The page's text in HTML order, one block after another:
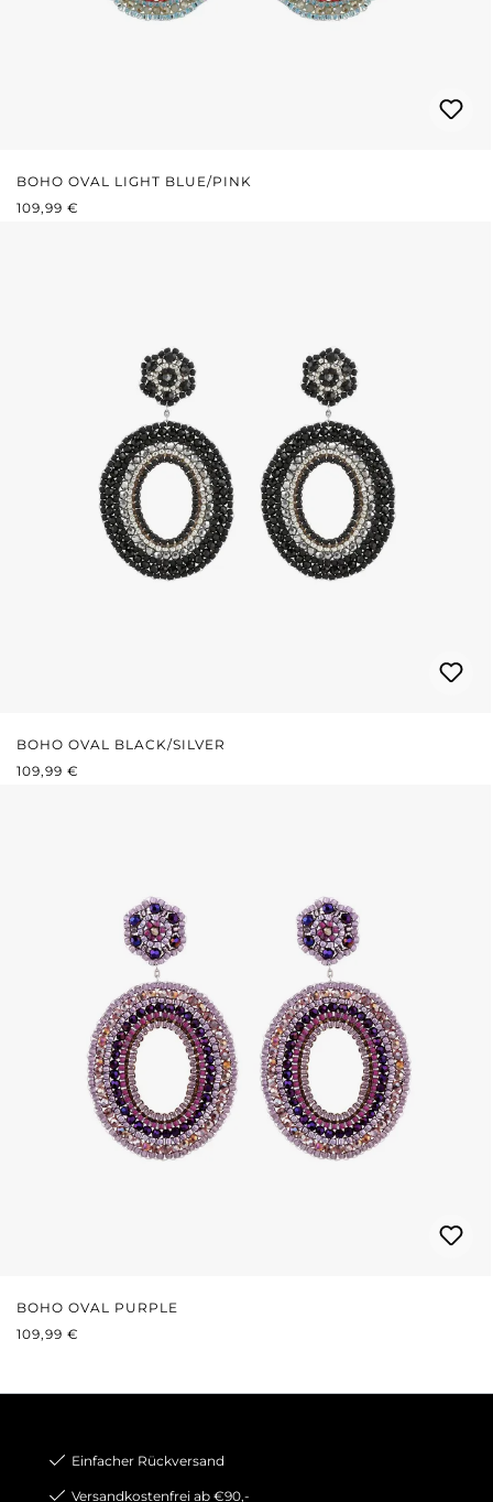
BOHO OVAL LIGHT BLUE/PINK
REGULÄRER PREIS:
109,99 €
BOHO OVAL BLACK/SILVER
REGULÄRER PREIS:
109,99 €
BOHO OVAL PURPLE
REGULÄRER PREIS:
109,99 €
Einfacher Rückversand
Versandkostenfrei ab €90,-